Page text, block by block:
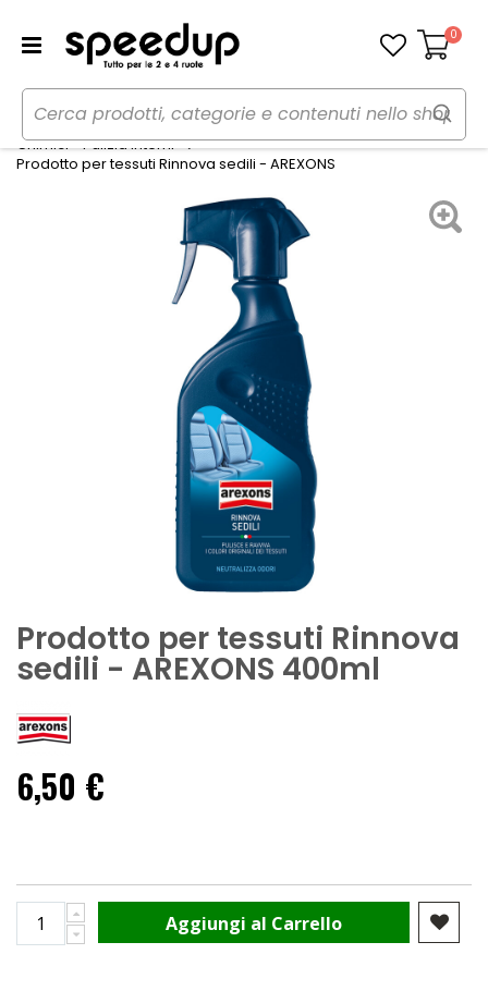
Carrello
0
Home Auto
Cura dell'auto
Chimici - Pulizia Interni
Prodotto per tessuti Rinnova sedili - AREXONS
Prodotto per tessuti Rinnova
sedili - AREXONS 400ml
6,50 €
Aggiungi al Carrello